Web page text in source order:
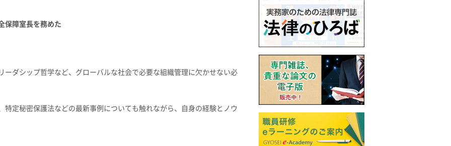
保障室長を務めた
ダシップ哲学など、グローバルな社会で必要な組織管理に欠かせない必
定秘密保護法などの最新事例についても触れながら、自身の経験とノウ